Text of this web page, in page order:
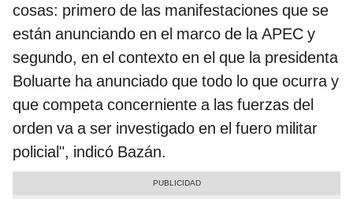
cosas: primero de las manifestaciones que se
están anunciando en el marco de la APEC y
segundo, en el contexto en el que la presidenta
Boluarte ha anunciado que todo lo que ocurra y
que competa concerniente a las fuerzas del
orden va a ser investigado en el fuero militar
policial", indicó Bazán.